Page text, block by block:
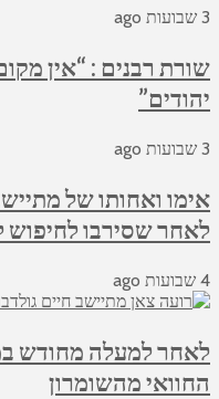
3 שבועות ago
שורת רבנים : “אין
יהודים”
3 שבועות ago
אימו ואחותו של
לאחר שסירבו לחיפוש
4 שבועות ago
לאחר למעלה מחודש
החוואי מהשומרון